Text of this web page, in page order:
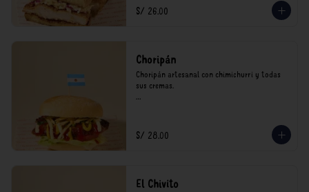
consumo.
S/ 26.00
Choripán
Choripán artesanal con chimichurri y todas
sus cremas.
consumo.
S/ 28.00
El Chivito